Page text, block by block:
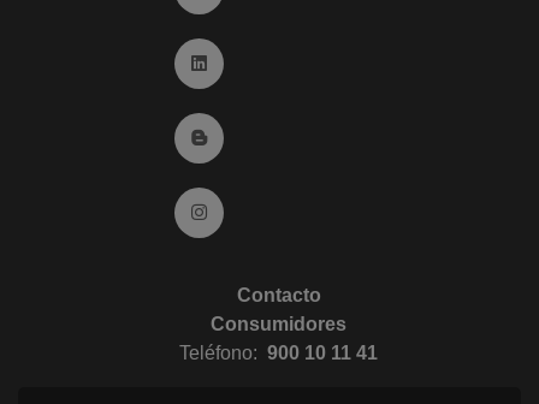
Ir a Linkedin (abre en ventana nueva)
Ir al Blog (abre en ventana nueva)
Ir a Instagram (abre en ventana nueva)
Contacto
Consumidores
Teléfono: 900 10 11 41